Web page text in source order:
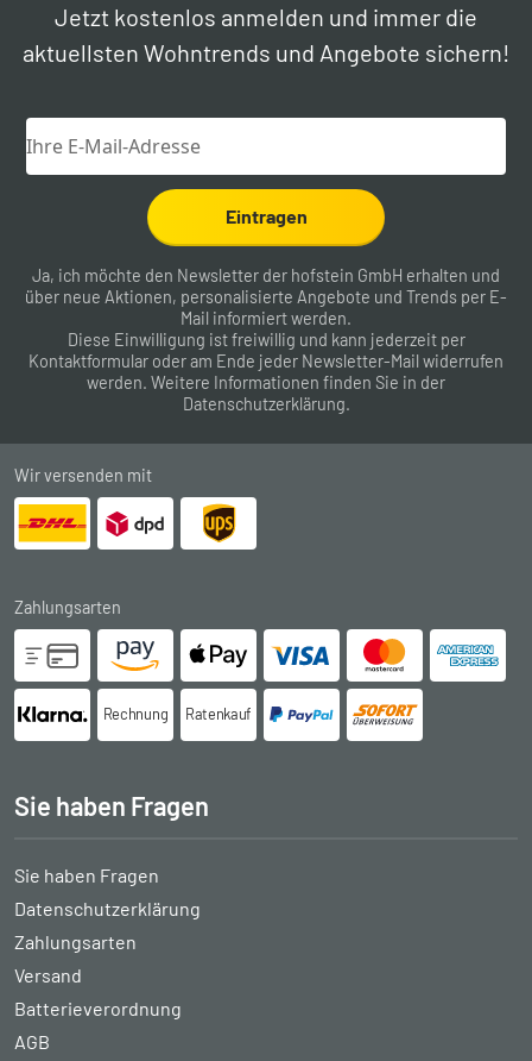
Jetzt kostenlos anmelden und immer die
aktuellsten Wohntrends und Angebote sichern!
Eintragen
Ja, ich möchte den Newsletter der hofstein GmbH erhalten und
über neue Aktionen, personalisierte Angebote und Trends per E-
Mail informiert werden.
Diese Einwilligung ist freiwillig und kann jederzeit per
Kontaktformular oder am Ende jeder Newsletter-Mail widerrufen
werden. Weitere Informationen finden Sie in der
Datenschutzerklärung.
Wir versenden mit
Zahlungsarten
Rechnung Ratenkauf
Sie haben Fragen
Sie haben Fragen
Datenschutzerklärung
Zahlungsarten
Versand
Batterieverordnung
AGB